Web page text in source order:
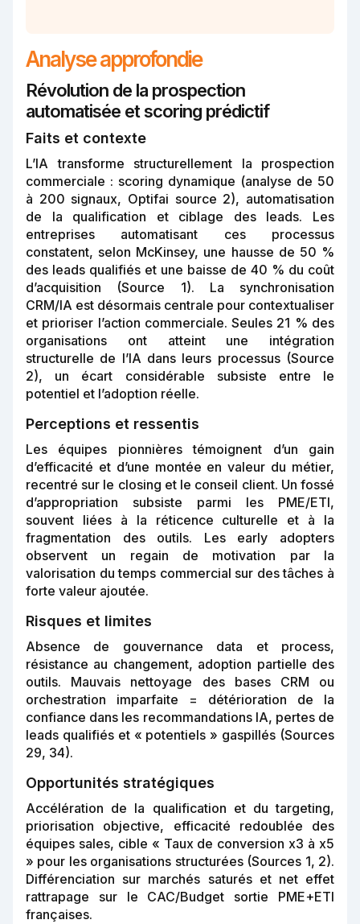
Analyse approfondie
Révolution de la prospection
automatisée et scoring prédictif
Faits et contexte
L’IA transforme structurellement la prospection
commerciale : scoring dynamique (analyse de 50
à 200 signaux, Optifai source 2), automatisation
de la qualification et ciblage des leads. Les
entreprises automatisant ces processus
constatent, selon McKinsey, une hausse de 50 %
des leads qualifiés et une baisse de 40 % du coût
d’acquisition (Source 1). La synchronisation
CRM/IA est désormais centrale pour contextualiser
et prioriser l’action commerciale. Seules 21 % des
organisations ont atteint une intégration
structurelle de l’IA dans leurs processus (Source
2), un écart considérable subsiste entre le
potentiel et l’adoption réelle.
Perceptions et ressentis
Les équipes pionnières témoignent d’un gain
d’efficacité et d’une montée en valeur du métier,
recentré sur le closing et le conseil client. Un fossé
d’appropriation subsiste parmi les PME/ETI,
souvent liées à la réticence culturelle et à la
fragmentation des outils. Les early adopters
observent un regain de motivation par la
valorisation du temps commercial sur des tâches à
forte valeur ajoutée.
Risques et limites
Absence de gouvernance data et process,
résistance au changement, adoption partielle des
outils. Mauvais nettoyage des bases CRM ou
orchestration imparfaite = détérioration de la
confiance dans les recommandations IA, pertes de
leads qualifiés et « potentiels » gaspillés (Sources
29, 34).
Opportunités stratégiques
Accélération de la qualification et du targeting,
priorisation objective, efficacité redoublée des
équipes sales, cible « Taux de conversion x3 à x5
» pour les organisations structurées (Sources 1, 2).
Différenciation sur marchés saturés et net effet
rattrapage sur le CAC/Budget sortie PME+ETI
françaises.